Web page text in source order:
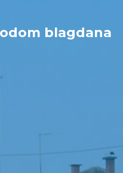
blagdana